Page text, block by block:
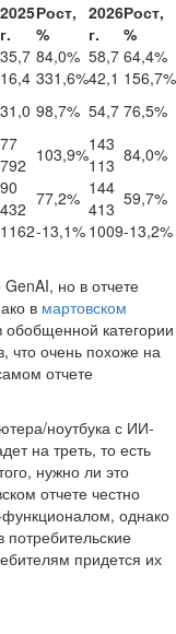
2025
г.
Рост,
%
2026
г.
Рост,
%
35,7 84,0% 58,7 64,4%
16,4 331,6%42,1 156,7%
31,0 98,7% 54,7 76,5%
77
792 103,9%143
113 84,0%
90
432 77,2% 144
413 59,7%
1162-13,1% 1009-13,2%
но в отчете
в мартовском
обобщенной категории
что очень похоже на
отчете
ноутбука с ИИ-
на треть, то есть
нужно ли это
отчете честно
функционалом, однако
потребительские
придется их